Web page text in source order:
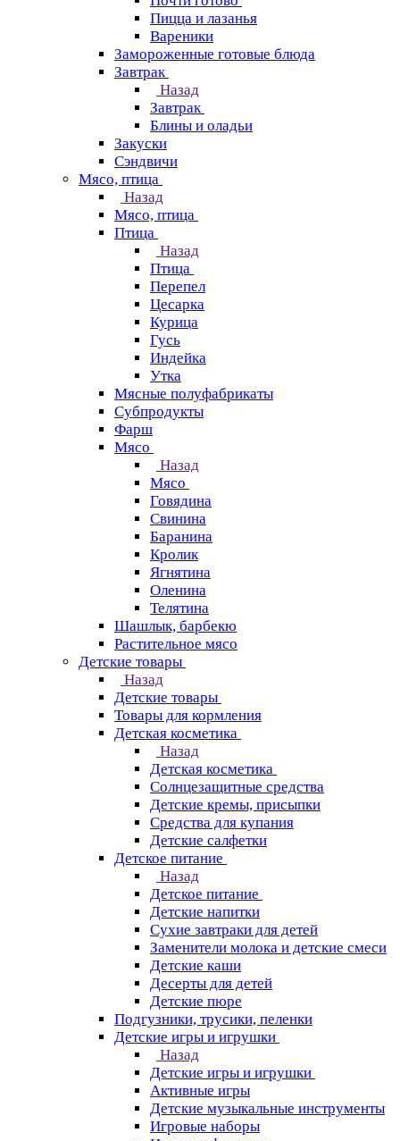
Пицца и лазанья
Вареники
Замороженные готовые блюда
Завтрак
Назад
Завтрак
Блины и оладьи
Закуски
Сэндвичи
Мясо, птица
Назад
Мясо, птица
Птица
Назад
Птица
Перепел
Цесарка
Курица
Гусь
Индейка
Утка
Мясные полуфабрикаты
Субпродукты
Фарш
Мясо
Назад
Мясо
Говядина
Свинина
Баранина
Кролик
Ягнятина
Оленина
Телятина
Шашлык, барбекю
Растительное мясо
Детские товары
Назад
Детские товары
Товары для кормления
Детская косметика
Назад
Детская косметика
Солнцезащитные средства
Детские кремы, присыпки
Средства для купания
Детские салфетки
Детское питание
Назад
Детское питание
Детские напитки
Сухие завтраки для детей
Заменители молока и детские смеси
Детские каши
Десерты для детей
Детские пюре
Подгузники, трусики, пеленки
Детские игры и игрушки
Назад
Детские игры и игрушки
Активные игры
Детские музыкальные инструменты
Игровые наборы